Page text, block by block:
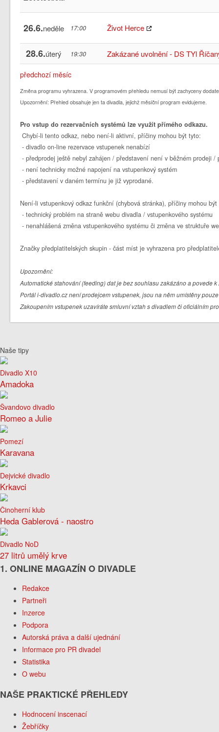
26.6.neděle 17:00 Život Herce
28.6.úterý 19:30 Zakázané uvolnění - DS TYl
předchozí měsíc
Změna programu vyhrazena. V programovém přehledu nemusí být zachyceny
Upozornění: Přehled obsahuje jen ta divadla, jejichž měsíční program evidujeme.
Pro vstup do rezervačních systémů lze využít přímého odkazu.
Chybí-li tento odkaz, nebo není-li aktivní, příčiny mohou být tyto:
- divadlo on-line rezervace vstupenek nenabízí
- předprodej ještě nebyl zahájen / představení není v běžném prodeji /
- není technicky možné napojení na vstupenkový systém
- představení v daném termínu je již vyprodané.
Není-li vstupenkový odkaz funkční (chybová stránka), příčiny mohou
- technický problém na straně webu divadla / vstupenkového systému
- nenahlášená změna vstupenkového systému či změna ve struktuře
Značky předplatitelských skupin - část míst je vyhrazena pro
Upozornění:
Automatické stahování (feeding) dat je bez souhlasu zakázáno a povede
Portál i-divadlo.cz není prodejcem vstupenek, jsou na něm umístěny
Zakoupením vstupenek uzavíráte smluvní vztah s divadlem či oficiálním
Naše tipy
Divadlo X10
Amadoka
Švandovo divadlo
Romeo a Julie
Pomezí
Karavana
Dejvické divadlo
Krkavci
Činoherní klub
Heda Gablerová - naostro
Divadlo NoD
27 litrů umělý krve
1. ONLINE MAGAZÍN O DIVADLE
Redakce
Partneři
Inzerce
Podpora
Autorská práva a další ujednání
Informace pro PR divadel
Statistika
O webu
NAŠE PRAKTICKÉ PŘEHLEDY
Hodnocení inscenací
Žebříčky